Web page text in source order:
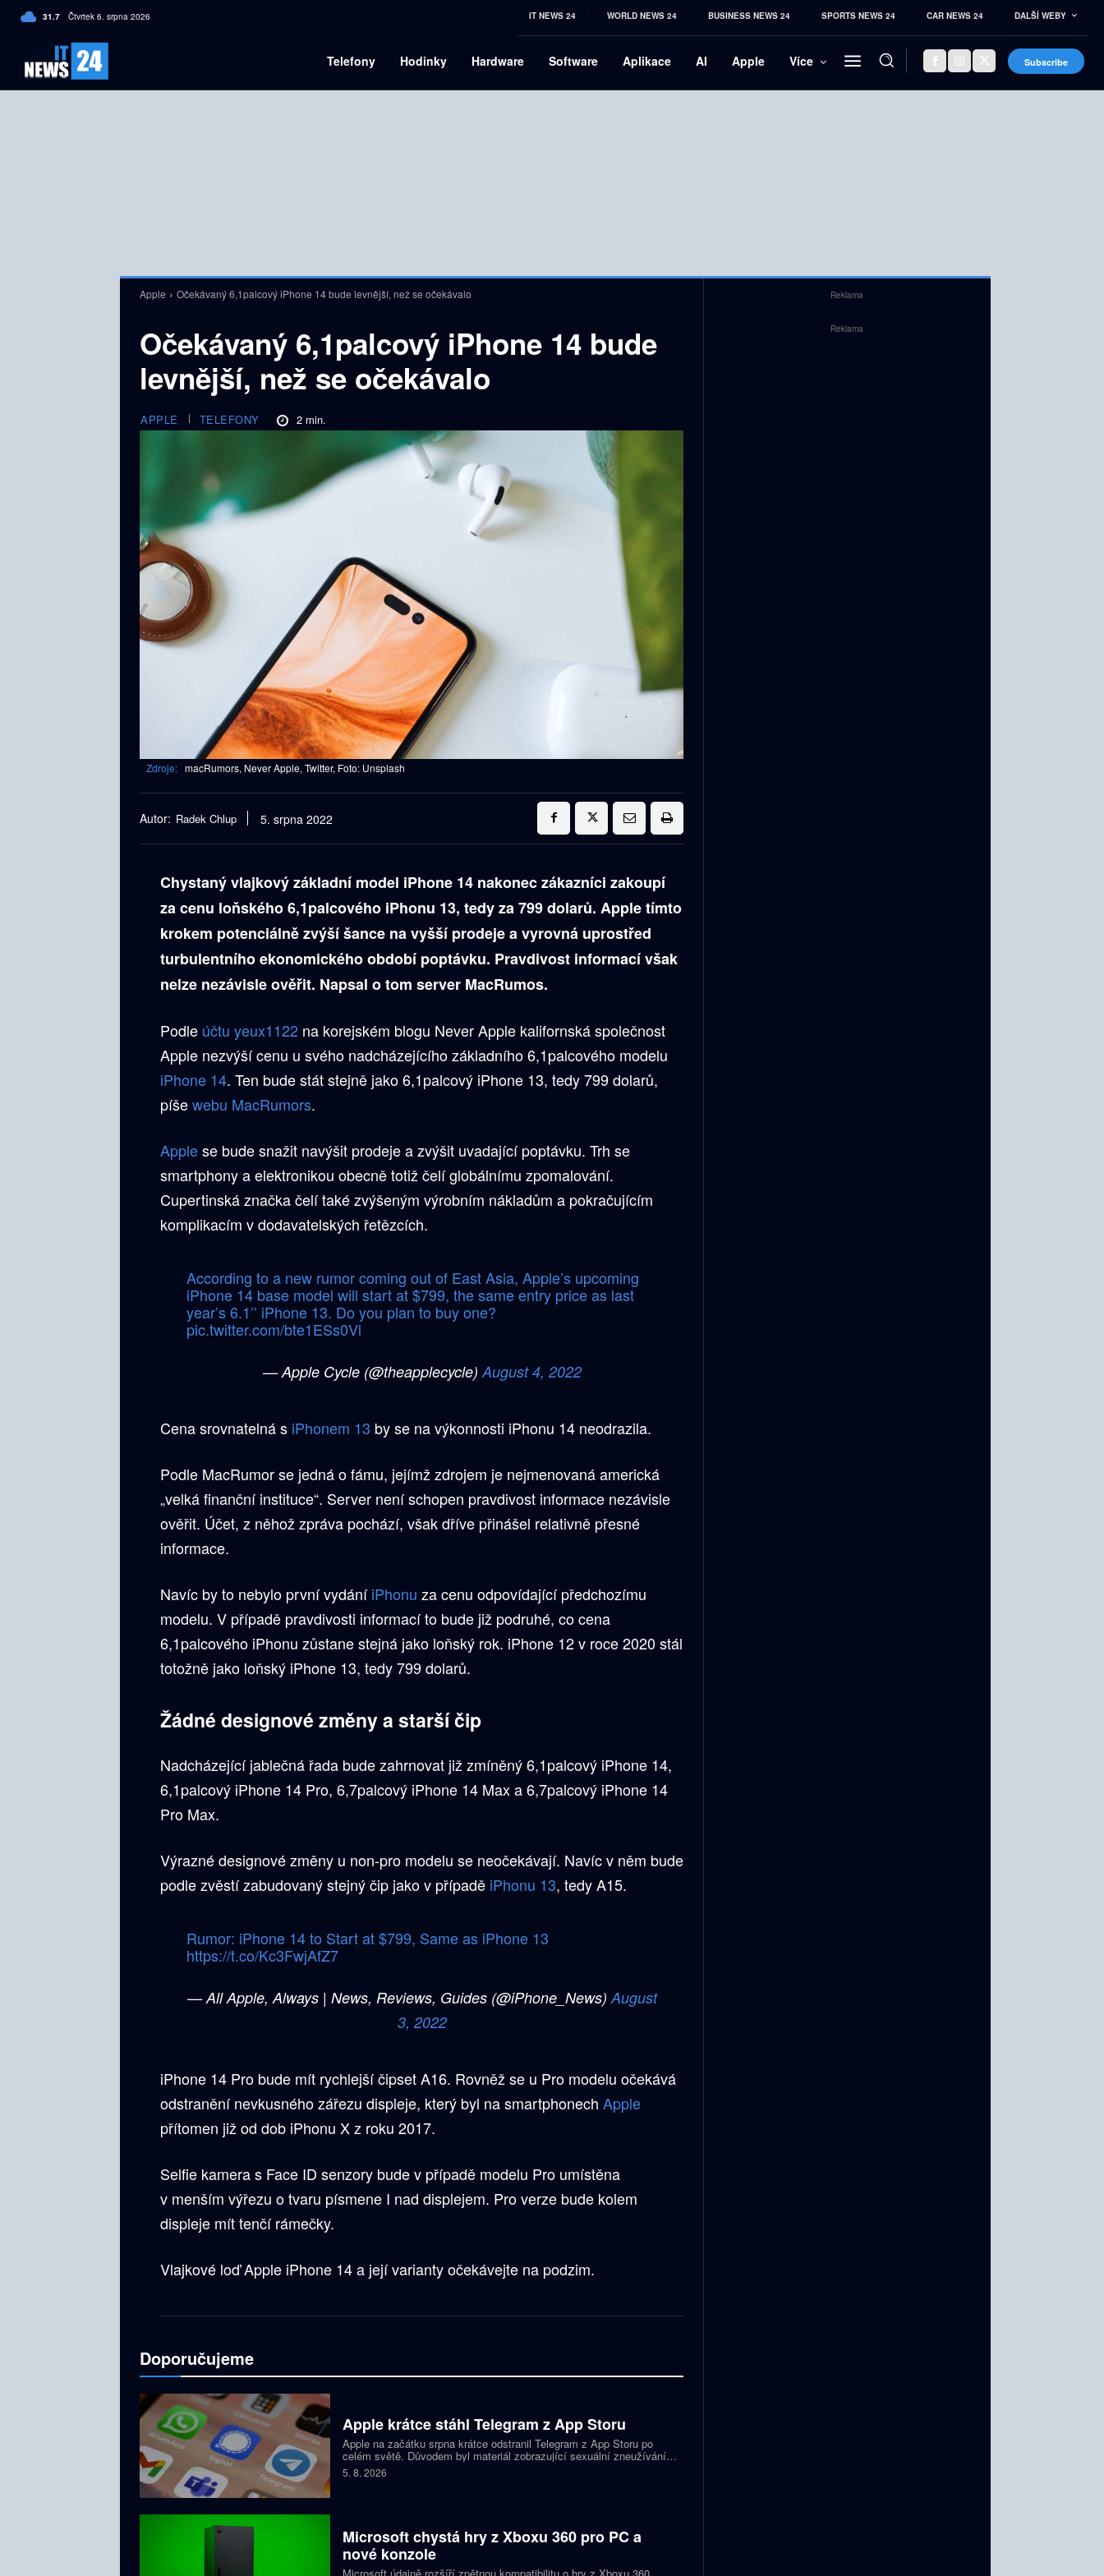
31.7 C Czech
Čtvrtek 6. srpna 2026 IT NEWS 24 WORLD NEWS 24 BUSINESS NEWS 24 SPORTS NEWS 24 CAR NEWS 24 DALŠÍ WEBY
Telefony Hodinky Hardware Software Aplikace AI Apple Více Subscribe
Apple Očekávaný 6,1palcový iPhone 14 bude levnější, než se očekávalo
Očekávaný 6,1palcový iPhone 14 bude
levnější, než se očekávalo
APPLE TELEFONY 2min.
Zdroje: macRumors, Never Apple, Twitter, Foto: Unsplash
Autor: Radek Chlup 5. srpna 2022
Chystaný vlajkový základní model iPhone 14 nakonec zákazníci zakoupí
za cenu loňského 6,1palcového iPhonu 13, tedy za 799 dolarů. Apple tímto
krokem potenciálně zvýší šance na vyšší prodeje a vyrovná uprostřed
turbulentního ekonomického období poptávku. Pravdivost informací však
nelze nezávisle ověřit. Napsal o tom server MacRumos.
Podle účtu yeux1122 na korejském blogu Never Apple kalifornská společnost
Apple nezvýší cenu u svého nadcházejícího základního 6,1palcového modelu
iPhone 14. Ten bude stát stejně jako 6,1palcový iPhone 13, tedy 799 dolarů,
píšewebu MacRumors.
Applese bude snažit navýšit prodeje a zvýšit uvadající poptávku. Trh se
smartphony a elektronikou obecně totiž čelí globálnímu zpomalování.
Cupertinská značka čelí také zvýšeným výrobním nákladům a pokračujícím
komplikacím v dodavatelských řetězcích.
According to a new rumor coming out of East Asia, Apple’s upcoming
iPhone 14 base model will start at $799, the same entry price as last
year’s 6.1’’ iPhone 13. Do you plan to buy one?
pic.twitter.com/bte1ESs0Vl
— Apple Cycle (@theapplecycle) August 4, 2022
Cena srovnatelná s iPhonem 13 by se na výkonnosti iPhonu 14 neodrazila.
Podle MacRumor se jedná o fámu, jejímž zdrojem je nejmenovaná americká
„velká finanční instituce“. Server není schopen pravdivost informace nezávisle
ověřit. Účet, z něhož zpráva pochází, však dříve přinášel relativně přesné
informace.
Navíc by to nebylo první vydáníiPhonu za cenu odpovídající předchozímu
modelu. V případě pravdivosti informací to bude již podruhé, co cena
6,1palcového iPhonu zůstane stejná jako loňský rok. iPhone 12 v roce 2020 stál
totožně jako loňský iPhone 13, tedy 799 dolarů.
Žádné designové změny a starší čip
Nadcházející jablečná řada bude zahrnovat již zmíněný 6,1palcový iPhone 14,
6,1palcový iPhone 14 Pro, 6,7palcový iPhone 14 Max a 6,7palcový iPhone 14
Pro Max.
Výrazné designové změny u non-pro modelu se neočekávají. Navíc v něm bude
podle zvěstí zabudovaný stejný čip jako v případě iPhonu 13, tedy A15.
Rumor: iPhone 14 to Start at $799, Same as iPhone 13
https://t.co/Kc3FwjAfZ7
— All Apple, Always | News, Reviews, Guides (@iPhone_News) August
3, 2022
iPhone 14 Pro bude mít rychlejší čipset A16. Rovněž se u Pro modelu očekává
odstranění nevkusného zářezu displeje, který byl na smartphonech Apple
přítomen již od dob iPhonu X z roku 2017.
Selfie kamera s Face ID senzory bude v případě modelu Pro umístěna
v menším výřezu o tvaru písmene I nad displejem. Pro verze bude kolem
displeje mít tenčí rámečky.
Vlajkové loď Apple iPhone 14 a její varianty očekávejte na podzim.
Doporučujeme
Apple krátce stáhl Telegram z App Storu
Apple na začátku srpna krátce odstranil Telegram z App Storu po
celém světě. Důvodem byl materiál zobrazující sexuální zneužívání
dětí, který podle firmy sdílel jeden uživatel. Telegram účet rychle
zablokoval a aplikace se ještě během stejného dne do obchodu vrátila.
5. 8. 2026
Microsoft chystá hry z Xboxu 360 pro PC a
nové konzole
Microsoft údajně rozšíří zpětnou kompatibilitu o hry z Xboxu 360.
Reklama
Reklama